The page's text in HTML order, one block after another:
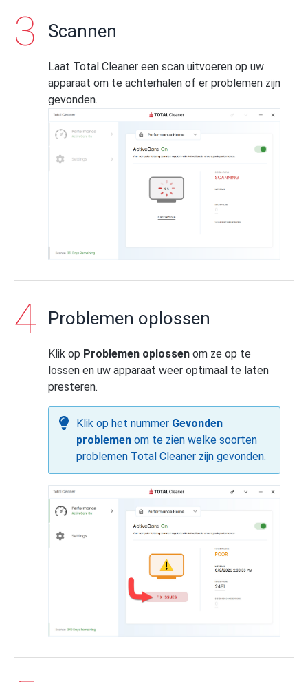
Scannen
Laat Total Cleaner een scan uitvoeren op uw
apparaat om te achterhalen of er problemen zijn
gevonden.
Problemen oplossen
Klik op Problemen oplossen om ze op te
lossen en uw apparaat weer optimaal te laten
presteren.
Klik op het nummer Gevonden
problemen om te zien welke soorten
problemen Total Cleaner zijn gevonden.